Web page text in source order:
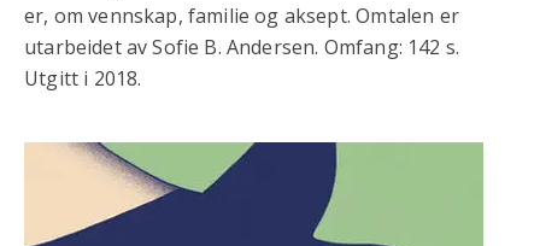
er, om vennskap, familie og aksept. Omtalen er
utarbeidet av Sofie B. Andersen. Omfang: 142 s.
Utgitt i 2018.